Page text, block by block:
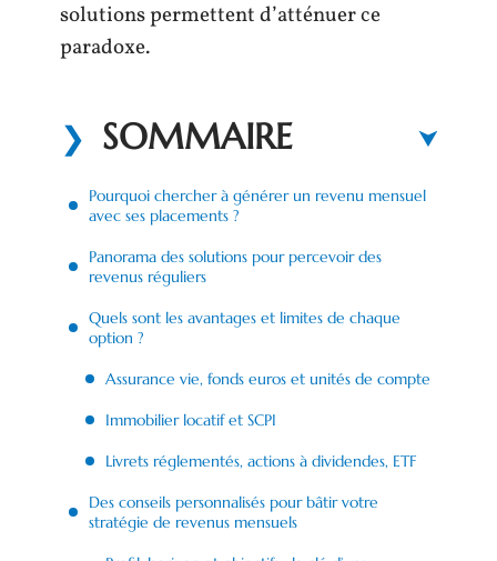
solutions permettent d’atténuer ce
paradoxe.
SOMMAIRE
Pourquoi chercher à générer un revenu mensuel
avec ses placements ?
Panorama des solutions pour percevoir des
revenus réguliers
Quels sont les avantages et limites de chaque
option ?
Assurance vie, fonds euros et unités de compte
Immobilier locatif et SCPI
Livrets réglementés, actions à dividendes, ETF
Des conseils personnalisés pour bâtir votre
stratégie de revenus mensuels